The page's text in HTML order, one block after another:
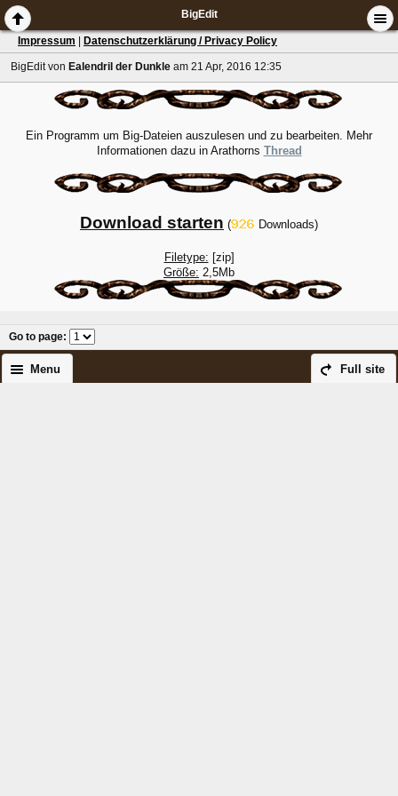
BigEdit
Impressum Datenschutzerklärung / Privacy Policy
BigEditvon Ealendril der Dunkle am 21 Apr, 2016 12:35
Ein Programm um Big-Dateien auszulesen und zu bearbeiten. Mehr
Informationen dazu in Arathorns Thread
Download starten ( Downloads)
Filetype: [zip]
Größe: 2,5Mb
Go to page:
Full site
Menu